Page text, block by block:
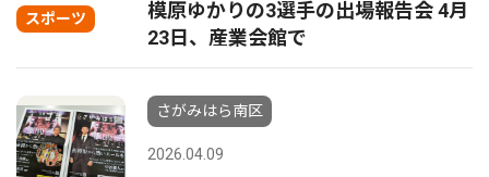
スポーツ
模原ゆかりの3選手の出場報告会 4月
23日、産業会館で
さがみはら南区
2026.04.09